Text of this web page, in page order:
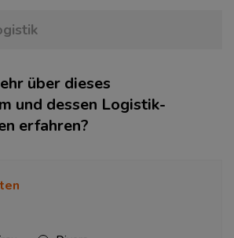
über dieses
und dessen Logistik­
erfahren?